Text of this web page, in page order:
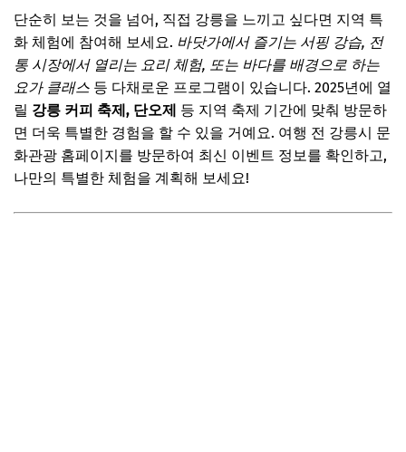
단순히 보는 것을 넘어, 직접 강릉을 느끼고 싶다면 지역 특
화 체험에 참여해 보세요. 바닷가에서 즐기는 서핑 강습, 전
통 시장에서 열리는 요리 체험, 또는 바다를 배경으로 하는
요가 클래스 등 다채로운 프로그램이 있습니다. 2025년에 열
릴 강릉 커피 축제, 단오제 등 지역 축제 기간에 맞춰 방문하
면 더욱 특별한 경험을 할 수 있을 거예요. 여행 전 강릉시 문
화관광 홈페이지를 방문하여 최신 이벤트 정보를 확인하고,
나만의 특별한 체험을 계획해 보세요!